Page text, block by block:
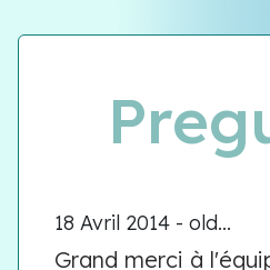
18 Avril 2014 - old...
Grand merci à